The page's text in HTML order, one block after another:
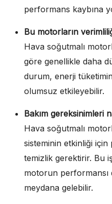
performans kaybına
Bu motorların
Hava soğutmalı
göre genellikle daha
durum, enerji
olumsuz etkileyebilir.
Bakım gereksinimleri
Hava soğutmalı
sisteminin etkinliği
temizlik gerektirir. Bu
motorun performansı
meydana gelebilir.